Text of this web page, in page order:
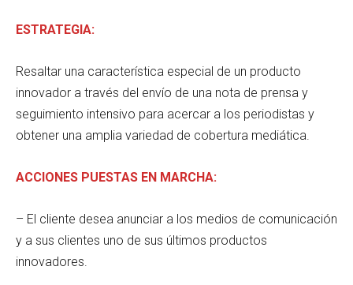
ESTRATEGIA:
Resaltar una característica especial de un producto
innovador a través del envío de una nota de prensa y
seguimiento intensivo para acercar a los periodistas y
obtener una amplia variedad de cobertura mediática.
ACCIONES PUESTAS EN MARCHA:
– El cliente desea anunciar a los medios de comunicación
y a sus clientes uno de sus últimos productos
innovadores.